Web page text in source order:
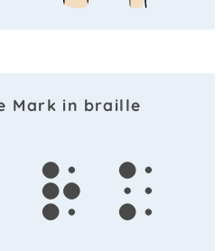
Mark in braille
r k